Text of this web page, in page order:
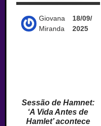
Giovana
Miranda
18/09/
2025
Sessão de Hamnet:
‘A Vida Antes de
Hamlet’ acontece